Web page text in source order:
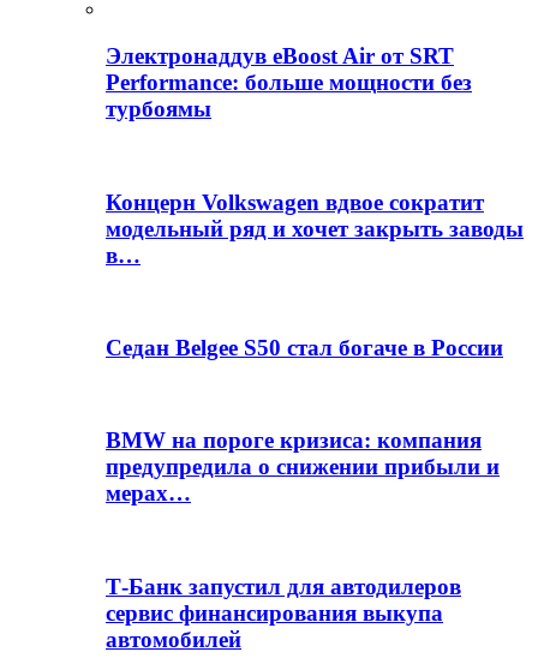
Электронаддув eBoost Air от SRT
Performance: больше мощности без
турбоямы
Концерн Volkswagen вдвое сократит
модельный ряд и хочет закрыть заводы
в…
Седан Belgee S50 стал богаче в России
BMW на пороге кризиса: компания
предупредила о снижении прибыли и
мерах…
Т-Банк запустил для автодилеров
сервис финансирования выкупа
автомобилей